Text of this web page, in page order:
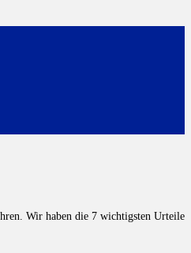
Wir haben die 7 wichtigsten Urteile